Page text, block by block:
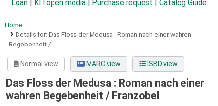
Loan
KITopen media Purchase request | Catalog Guide
Home
Details for: Das Floss der Medusa : Roman nach einer wahren
Begebenheit /
Normal view MARC view ISBD view
Das Floss der Medusa : Roman nach einer
wahren Begebenheit / Franzobel